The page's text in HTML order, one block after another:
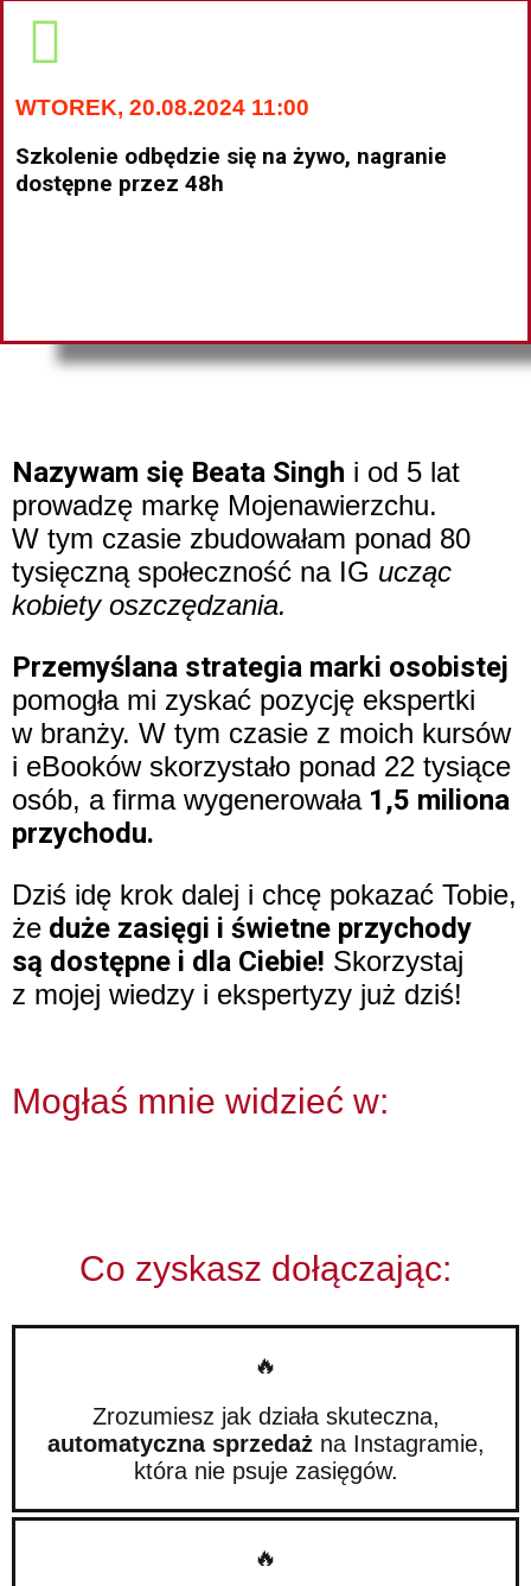
WTOREK, 20.08.2024 11:00
Szkolenie odbędzie się na żywo, nagranie
dostępne przez 48h
Nazywam się Beata Singh i od 5 lat
prowadzę markę Mojenawierzchu.
W tym czasie zbudowałam ponad 80
tysięczną społeczność na IG ucząc
kobiety oszczędzania.
Przemyślana strategia marki osobistej
pomogła mi zyskać pozycję ekspertki
w branży. W tym czasie z moich kursów
i eBooków skorzystało ponad 22 tysiące
osób, a firma wygenerowała1,5 miliona
przychodu.
Dziś idę krok dalej i chcę pokazać Tobie,
że duże zasięgi i świetne przychody
są dostępne i dla Ciebie! Skorzystaj
z mojej wiedzy i ekspertyzy już dziś!
Mogłaś mnie widzieć w:
Co zyskasz dołączając:
🔥
Zrozumiesz jak działa skuteczna,
automatyczna sprzedażna Instagramie,
która nie psuje zasięgów.
🔥